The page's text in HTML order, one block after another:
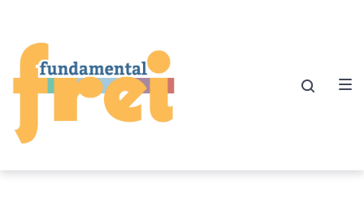
springen
springen
springen